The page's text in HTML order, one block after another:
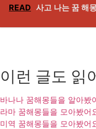
READ 사고 나는 꿈 해
이런 글도 읽
바나나 꿈해몽들을 알아봤
라마 꿈해몽들을 모아봤어
미역 꿈해몽들을 모아봤어